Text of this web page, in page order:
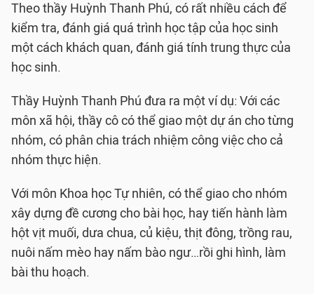
Theo thầy Huỳnh Thanh Phú, có rất nhiều cách để
kiểm tra, đánh giá quá trình học tập của học sinh
một cách khách quan, đánh giá tính trung thực của
học sinh.
Thầy Huỳnh Thanh Phú đưa ra một ví dụ: Với các
môn xã hội, thầy cô có thể giao một dự án cho từng
nhóm, có phân chia trách nhiệm công việc cho cả
nhóm thực hiện.
Với môn Khoa học Tự nhiên, có thể giao cho nhóm
xây dựng đề cương cho bài học, hay tiến hành làm
hột vịt muối, dưa chua, củ kiệu, thịt đông, trồng rau,
nuôi nấm mèo hay nấm bào ngư…rồi ghi hình, làm
bài thu hoạch.